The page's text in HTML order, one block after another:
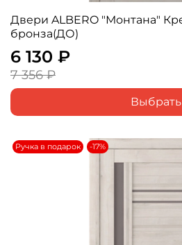
Двери ALBERO "Монтана" Кремовый/Мателюкс
бронза(ДО)
6 130 ₽
7 356 ₽
Выбрать
Ручка в подарок -17%